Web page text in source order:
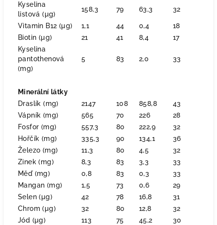
Kyselina
listová (µg)
158,3 79 63,3 32
Vitamin B12 (µg) 1,1 44 0,4
18
Biotin (µg)
21 41 8,4
17
Kyselina
pantothenová
(mg)
5 83 2,0 33
Minerální látky
Draslík (mg)
2147 108 858,8
43
Vápník (mg)
565 70 226
28
Fosfor (mg)
557,3 80 222,9
32
Hořčík (mg)
335,3 90 134,1
36
Železo (mg)
11,3 80 4,5
32
Zinek (mg)
8,3 83 3,3
33
Měď (mg)
0,8 83 0,3
33
Mangan (mg)
1,5 73 0,6
29
Selen (µg)
42 78 16,8
31
Chrom (µg)
32 80 12,8
32
Jód (µg)
113 75 45,2
30